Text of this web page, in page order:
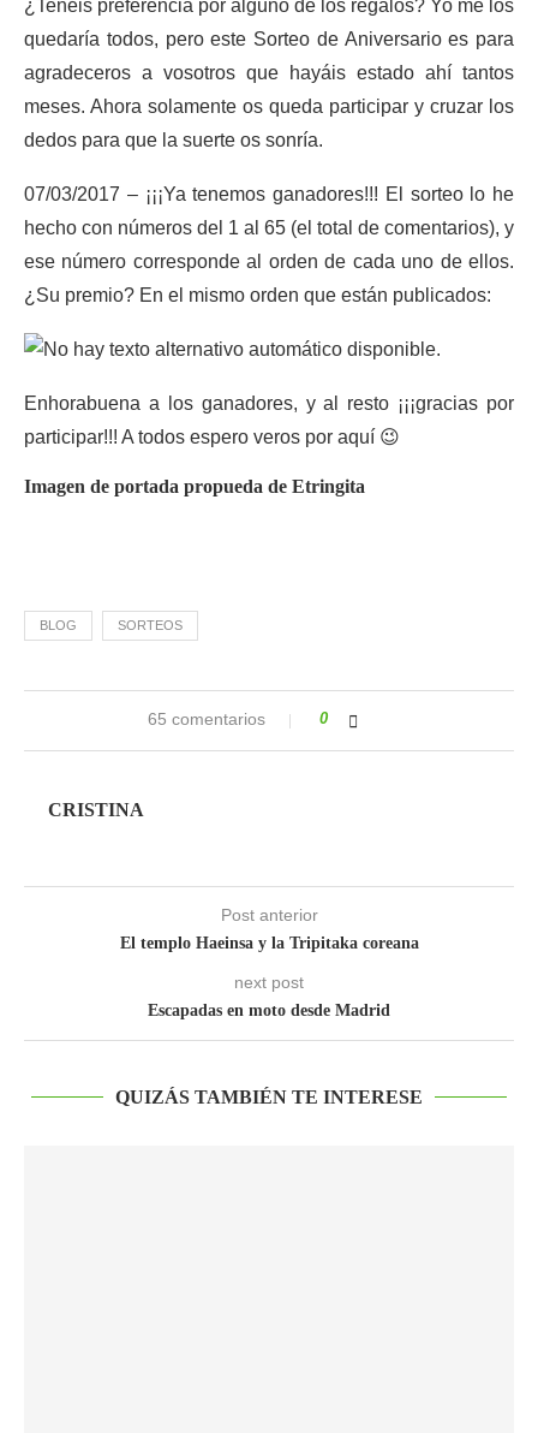
¿Tenéis preferencia por alguno de los regalos? Yo me los
quedaría todos, pero este Sorteo de Aniversario es para
agradeceros a vosotros que hayáis estado ahí tantos
meses. Ahora solamente os queda participar y cruzar los
dedos para que la suerte os sonría.
07/03/2017 – ¡¡¡Ya tenemos ganadores!!! El sorteo lo he
hecho con números del 1 al 65 (el total de comentarios), y
ese número corresponde al orden de cada uno de ellos.
¿Su premio? En el mismo orden que están publicados:
Enhorabuena a los ganadores, y al resto ¡¡¡gracias por
participar!!! A todos espero veros por aquí 😉
Imagen de portada propueda de Etringita
BLOG SORTEOS
65 comentarios 0
CRISTINA
Post anterior
El templo Haeinsa y la Tripitaka coreana
next post
Escapadas en moto desde Madrid
QUIZÁS TAMBIÉN TE INTERESE